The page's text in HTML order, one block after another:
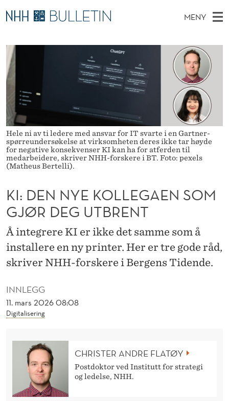
K
D
E
N
N
Y
E
O
L
L
E
A
E
MENY
O
V
E
M
E
N
Y
Ø
N
E
T
E
D
E
T
Stipendiater og nye forskerprofiler
Ekspertutvalg
Om Bulletin
Hele ni av ti ledere med ansvar for IT svarte i en Gartner-
spørreundersøkelse at virksomheten deres ikke tar høyde
for negative konsekvenser KI kan ha for atferden til
medarbeidere, skriver NHH-forskere i BT. Foto: pexels
(Matheus Bertelli).
INNLEGG
11. mars 2026 08:08
Digitalisering
KI: DEN NYE KOLLEGAEN SOM
GJØR DEG UTBRENT
Å integrere KI er ikke det samme som å
installere en ny printer. Her er tre gode råd,
skriver NHH-forskere i Bergens Tidende.
CHRISTER ANDRE FLATØY
Postdoktor ved Institutt for strategi
og ledelse, NHH.